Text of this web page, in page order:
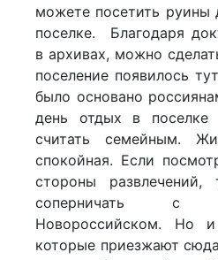
можете посетить руины
поселке. Благодаря
в архивах, можно
поселение появилось
было основано
день отдых в поселке
считать семейным.
спокойная. Если
стороны
соперничать с
Новороссийском. Но
которые приезжают